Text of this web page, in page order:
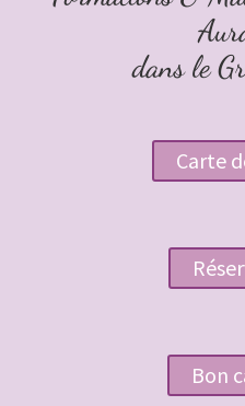
dans le
Carte
Bon